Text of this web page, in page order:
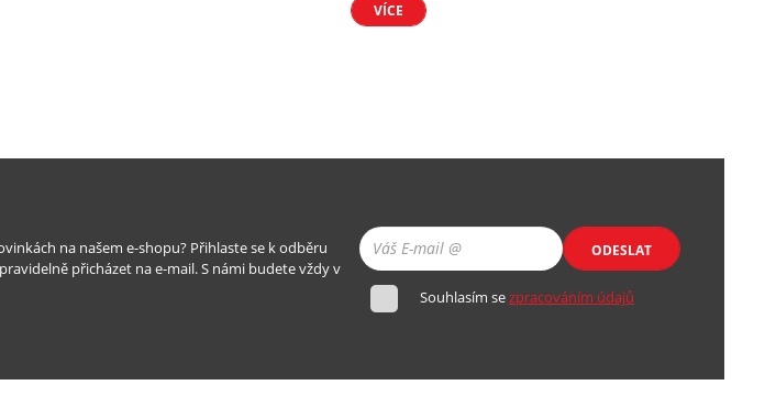
VÍCE
na našem e-shopu? Přihlaste se k odběru
přicházet na e-mail. S námi budete vždy v
ODESLAT
Souhlasím sezpracováním údajů